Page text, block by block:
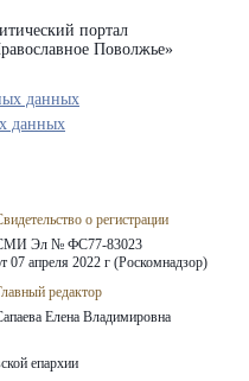
портал
Поволжье»
о регистрации
Эл № ФС77-83023
07 апреля 2022 г (Роскомнадзор)
редактор
Елена Владимировна
епархии
данных
данных